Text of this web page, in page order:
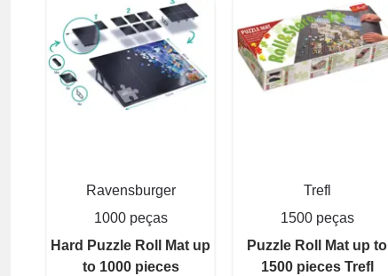
Ravensburger
1000 peças
Hard Puzzle Roll Mat up
to 1000 pieces
Trefl
1500 peças
Puzzle Roll Mat up to
1500 pieces Trefl